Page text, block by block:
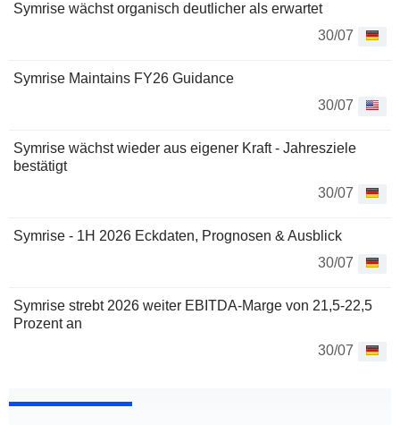
Symrise wächst organisch deutlicher als erwartet
30/07
Symrise Maintains FY26 Guidance
30/07
Symrise wächst wieder aus eigener Kraft - Jahresziele
bestätigt
30/07
Symrise - 1H 2026 Eckdaten, Prognosen & Ausblick
30/07
Symrise strebt 2026 weiter EBITDA-Marge von 21,5-22,5
Prozent an
30/07